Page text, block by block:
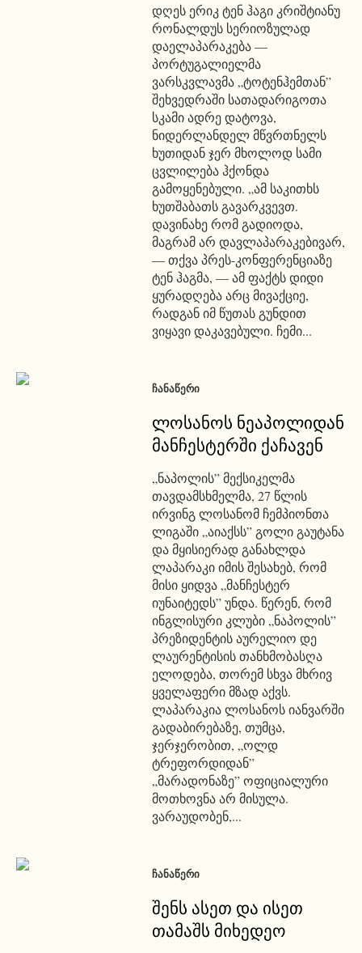
დღეს ერიკ ტენ ჰაგი კრიშტიანუ
რონალდუს სერიოზულად
დაელაპარაკება —
პორტუგალიელმა
ვარსკვლავმა „ტოტენჰემთან”
შეხვედრაში სათადარიგოთა
სკამი ადრე დატოვა,
ნიდერლანდელ მწვრთნელს
ხუთიდან ჯერ მხოლოდ სამი
ცვლილება ჰქონდა
გამოყენებული. „ამ საკითხს
ხუთშაბათს გავარკვევთ.
დავინახე რომ გადიოდა,
მაგრამ არ დავლაპარაკებივარ,
— თქვა პრეს-კონფერენციაზე
ტენ ჰაგმა, — ამ ფაქტს დიდი
ყურადღება არც მივაქციე,
რადგან იმ წუთას გუნდით
ვიყავი დაკავებული. ჩემი...
ᲩᲐᲜᲐᲬᲔᲠᲘ
ლოსანოს ნეაპოლიდან
მანჩესტერში ქაჩავენ
„ნაპოლის” მექსიკელმა
თავდამსხმელმა, 27 წლის
ირვინგ ლოსანომ ჩემპიონთა
ლიგაში „აიაქსს” გოლი გაუტანა
და მყისიერად განახლდა
ლაპარაკი იმის შესახებ, რომ
მისი ყიდვა „მანჩესტერ
იუნაიტედს” უნდა. წერენ, რომ
ინგლისური კლუბი „ნაპოლის”
პრეზიდენტის აურელიო დე
ლაურენტისის თანხმობასღა
ელოდება, თორემ სხვა მხრივ
ყველაფერი მზად აქვს.
ლაპარაკია ლოსანოს იანვარში
გადაბირებაზე, თუმცა,
ჯერჯერობით, „ოლდ
ტრეფორდიდან”
„მარადონაზე” ოფიციალური
მოთხოვნა არ მისულა.
ვარაუდობენ,...
ᲩᲐᲜᲐᲬᲔᲠᲘ
შენს ასეთ და ისეთ
თამაშს მიხედეო